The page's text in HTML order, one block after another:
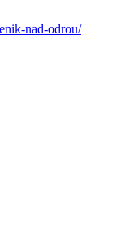
nad-odrou/